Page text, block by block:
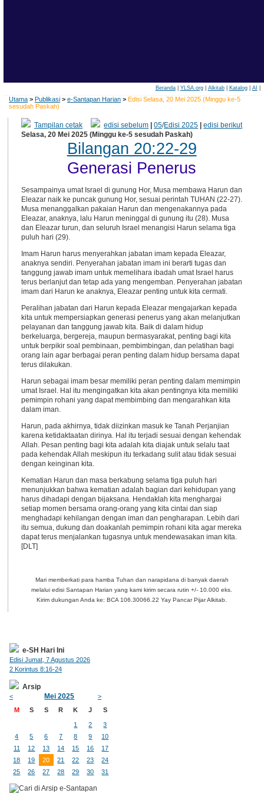
Beranda| YLSA.org| Alkitab| Katalog| AI
Utama > Publikasi > e-Santapan Harian > Edisi Selasa, 20 Mei 2025 (Minggu ke-5
sesudah Paskah)
Tampilan cetak edisi sebelum |05/Edisi 2025 |edisi berikut
Selasa, 20 Mei 2025 (Minggu ke-5 sesudah Paskah)
Bilangan 20:22-29
Generasi Penerus
Sesampainya umat Israel di gunung Hor, Musa membawa Harun dan
Eleazar naik ke puncak gunung Hor, sesuai perintah TUHAN (22-27).
Musa menanggalkan pakaian Harun dan mengenakannya pada
Eleazar, anaknya, lalu Harun meninggal di gunung itu (28). Musa
dan Eleazar turun, dan seluruh Israel menangisi Harun selama tiga
puluh hari (29).
Imam Harun harus menyerahkan jabatan imam kepada Eleazar,
anaknya sendiri. Penyerahan jabatan imam ini berarti tugas dan
tanggung jawab imam untuk memelihara ibadah umat Israel harus
terus berlanjut dan tetap ada yang mengemban. Penyerahan jabatan
imam dari Harun ke anaknya, Eleazar penting untuk kita cermati.
Peralihan jabatan dari Harun kepada Eleazar mengajarkan kepada
kita untuk mempersiapkan generasi penerus yang akan melanjutkan
pelayanan dan tanggung jawab kita. Baik di dalam hidup
berkeluarga, bergereja, maupun bermasyarakat, penting bagi kita
untuk berpikir soal pembinaan, pembimbingan, dan pelatihan bagi
orang lain agar berbagai peran penting dalam hidup bersama dapat
terus dilakukan.
Harun sebagai imam besar memiliki peran penting dalam memimpin
umat Israel. Hal itu mengingatkan kita akan pentingnya kita memiliki
pemimpin rohani yang dapat membimbing dan mengarahkan kita
dalam iman.
Harun, pada akhirnya, tidak diizinkan masuk ke Tanah Perjanjian
karena ketidaktaatan dirinya. Hal itu terjadi sesuai dengan kehendak
Allah. Pesan penting bagi kita adalah kita diajak untuk selalu taat
pada kehendak Allah meskipun itu terkadang sulit atau tidak sesuai
dengan keinginan kita.
Kematian Harun dan masa berkabung selama tiga puluh hari
menunjukkan bahwa kematian adalah bagian dari kehidupan yang
harus dihadapi dengan bijaksana. Hendaklah kita menghargai
setiap momen bersama orang-orang yang kita cintai dan siap
menghadapi kehilangan dengan iman dan pengharapan. Lebih dari
itu semua, dukung dan doakanlah pemimpin rohani kita agar mereka
dapat terus menjalankan tugasnya untuk mendewasakan iman kita.
[DLT]
Mari memberkati para hamba Tuhan dan narapidana di banyak daerah
melalui edisi Santapan Harian yang kami kirim secara rutin +/- 10.000 eks.
Kirim dukungan Anda ke: BCA 106.30066.22 Yay Pancar Pijar Alkitab.
e-SH Hari Ini
Edisi Jumat, 7 Agustus 2026
2 Korintus 8:16-24
Arsip
< Mei 2025
>
M
S S R K J S
1 2
3
4
5 6 7 8 9
10
11
12 13 14 15 16
17
18
19 20 21 22 23
24
25
26 27 28 29 30 31